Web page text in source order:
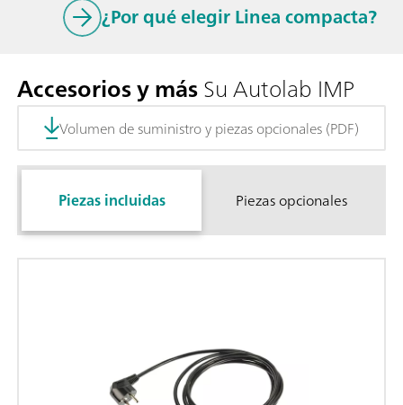
¿Por qué elegir Linea compacta?
Accesorios y másSu Autolab IMP
Volumen de suministro y piezas opcionales (PDF)
Piezas incluidas Piezas opcionales